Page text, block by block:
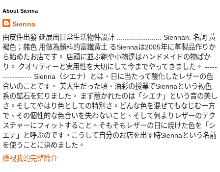
About Sienna
Sienna
由皮件出發 延展出日常生活物件設計 ....................... Siennan. 名詞 黃
褐色；赭色 用做為顏料的富鐵黃土 るSiennaは2005年に革製品作りか
ら始めたお店です。 店頭に並ぶ鞄や小物達はハンドメイドの物ばか
り。 クオリティーと実用性を大切にして今までやってきました。 -----
------------ Sienna（シエナ）とは、日に当たって酸化したレザーの色
合いのことです。 美大生だった頃、油彩の授業でSiennaという褐色
系の鉱石を知りました。 まず惹かれたのは「シエナ」という音の美し
さ。そしてやはり色としての特別さ。どんな色を混ぜてもなじむ一方
で、その個性的な色合いを失わないこと、そして何よりレザーのテク
スチャーにフィットすること。そもそもレザーの日に焼けた色を「シ
エナ」と呼ぶのです。こうして自分のお店を出す時Siennaという名前
を使うことに決めました。
檢視我的完整簡介